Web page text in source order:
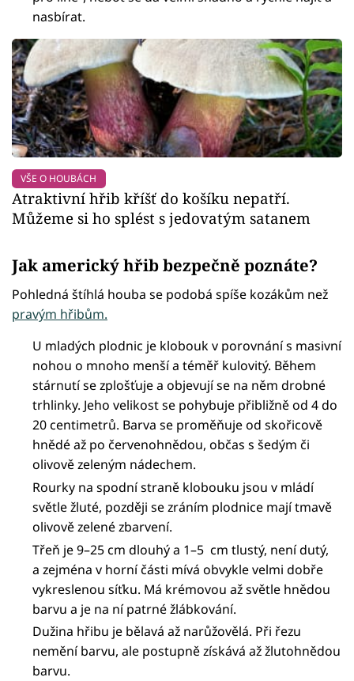
nasbírat.
VŠE O HOUBÁCH
Atraktivní hřib kříšť do košíku nepatří.
Můžeme si ho splést s jedovatým satanem
Jak americký hřib bezpečně poznáte?
Pohledná štíhlá houba se podobá spíše kozákům než
pravým hřibům.
U mladých plodnic je klobouk v porovnání s masivní
nohou o mnoho menší a téměř kulovitý. Během
stárnutí se zplošťuje a objevují se na něm drobné
trhlinky. Jeho velikost se pohybuje přibližně od 4 do
20 centimetrů. Barva se proměňuje od skořicově
hnědé až po červenohnědou, občas s šedým či
olivově zeleným nádechem.
Rourky na spodní straně klobouku jsou v mládí
světle žluté, později se zráním plodnice mají tmavě
olivově zelené zbarvení.
Třeň je 9–25 cm dlouhý a 1–5 cm tlustý, není dutý,
a zejména v horní části mívá obvykle velmi dobře
vykreslenou síťku. Má krémovou až světle hnědou
barvu a je na ní patrné žlábkování.
Dužina hřibu je bělavá až narůžovělá. Při řezu
nemění barvu, ale postupně získává až žlutohnědou
barvu.